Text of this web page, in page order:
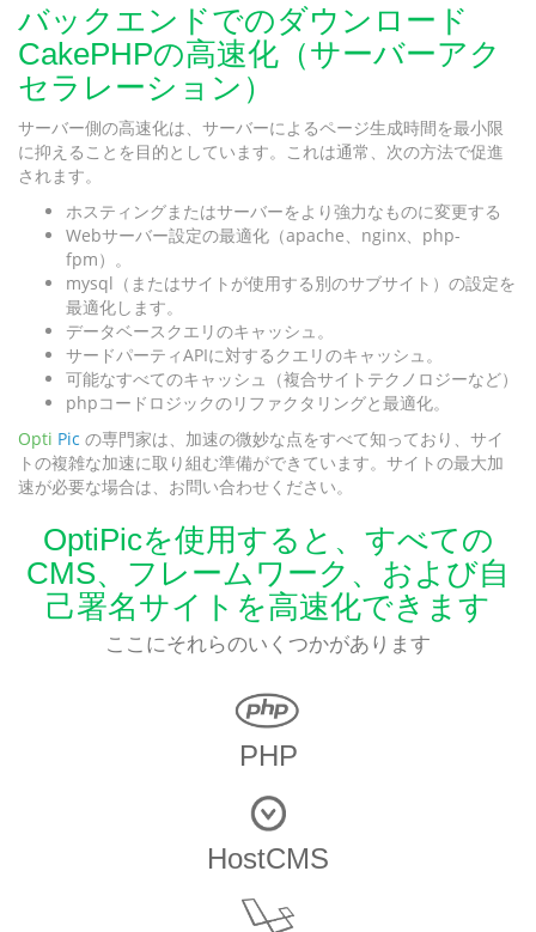
バックエンドでのダウンロード
CakePHPの高速化（サーバーアク
セラレーション）
サーバー側の高速化は、サーバーによるページ生成時間を最小限
に抑えることを目的としています。これは通常、次の方法で促進
されます。
ホスティングまたはサーバーをより強力なものに変更する
Webサーバー設定の最適化（apache、nginx、php-
fpm）。
mysql（またはサイトが使用する別のサブサイト）の設定を
最適化します。
データベースクエリのキャッシュ。
サードパーティAPIに対するクエリのキャッシュ。
可能なすべてのキャッシュ（複合サイトテクノロジーなど）
phpコードロジックのリファクタリングと最適化。
Opti Pic の専門家は、加速の微妙な点をすべて知っており、サイ
トの複雑な加速に取り組む準備ができています。サイトの最大加
速が必要な場合は、お問い合わせください。
OptiPicを使用すると、すべての
CMS、フレームワーク、および自
己署名サイトを高速化できます
ここにそれらのいくつかがあります
PHP
HostCMS